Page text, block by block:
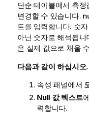
단순 테이블에서 측
변경할 수 있습니다.
트를 입력합니다. 숫
아닌 숫자로 해석됩
은 실제 값으로 채울
다음과 같이 하십시오.
속성 패널에서
Null 값 텍스트
력합니다.